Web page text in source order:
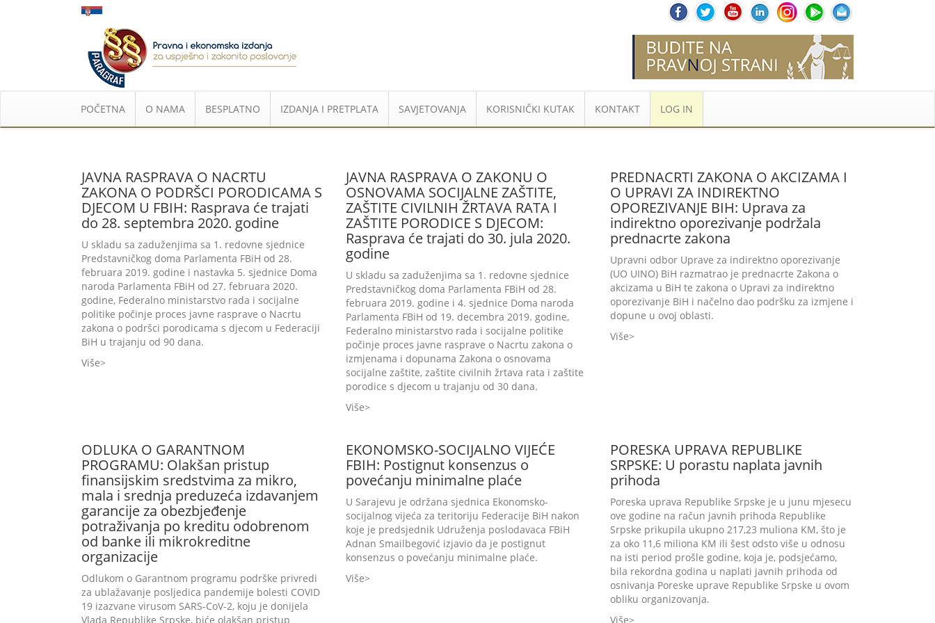
POČETNA O NAMA BESPLATNO IZDANJA I PRETPLATA SAVJETOVANJA KORISNIČKI KUTAK KONTAKT LOG IN
JAVNA RASPRAVA O NACRTU
ZAKONA O PODRŠCI PORODICAMA S
DJECOM U FBIH: Rasprava će trajati
do 28. septembra 2020. godine
U skladu sa zaduženjima sa 1. redovne sjednice
Predstavničkog doma Parlamenta FBiH od 28.
februara 2019. godine i nastavka 5. sjednice Doma
naroda Parlamenta FBiH od 27. februara 2020.
godine, Federalno ministarstvo rada i socijalne
politike počinje proces javne rasprave o Nacrtu
zakona o podršci porodicama s djecom u Federaciji
BiH u trajanju od 90 dana.
Više
JAVNA RASPRAVA O ZAKONU O
OSNOVAMA SOCIJALNE ZAŠTITE,
ZAŠTITE CIVILNIH ŽRTAVA RATA I
ZAŠTITE PORODICE S DJECOM:
Rasprava će trajati do 30. jula 2020.
godine
U skladu sa zaduženjima sa 1. redovne sjednice
Predstavničkog doma Parlamenta FBiH od 28.
februara 2019. godine i 4. sjednice Doma naroda
Parlamenta FBiH od 19. decembra 2019. godine,
Federalno ministarstvo rada i socijalne politike
počinje proces javne rasprave o Nacrtu zakona o
izmjenama i dopunama Zakona o osnovama
socijalne zaštite, zaštite civilnih žrtava rata i zaštite
porodice s djecom u trajanju od 30 dana.
Više
PREDNACRTI ZAKONA O AKCIZAMA I
O UPRAVI ZA INDIREKTNO
OPOREZIVANJE BIH: Uprava za
indirektno oporezivanje podržala
prednacrte zakona
Upravni odbor Uprave za indirektno oporezivanje
(UO UINO) BiH razmatrao je prednacrte Zakona o
akcizama u BiH te zakona o Upravi za indirektno
oporezivanje BiH i načelno dao podršku za izmjene i
dopune u ovoj oblasti.
Više
ODLUKA O GARANTNOM
PROGRAMU: Olakšan pristup
finansijskim sredstvima za mikro,
mala i srednja preduzeća izdavanjem
garancije za obezbjeđenje
potraživanja po kreditu odobrenom
od banke ili mikrokreditne
organizacije
Odlukom o Garantnom programu podrške privredi
za ublažavanje posljedica pandemije bolesti COVID
19 izazvane virusom SARS-CoV-2, koju je donijela
Vlada Republike Srpske, biće olakšan pristup
EKONOMSKO-SOCIJALNO VIJEĆE
FBIH: Postignut konsenzus o
povećanju minimalne plaće
U Sarajevu je održana sjednica Ekonomsko-
socijalnog vijeća za teritoriju Federacije BiH nakon
koje je predsjednik Udruženja poslodavaca FBiH
Adnan Smailbegović izjavio da je postignut
konsenzus o povećanju minimalne plaće.
Više
PORESKA UPRAVA REPUBLIKE
SRPSKE: U porastu naplata javnih
prihoda
Poreska uprava Republike Srpske je u junu mjesecu
ove godine na račun javnih prihoda Republike
Srpske prikupila ukupno 217,23 muliona KM, što je
za oko 11,6 miliona KM ili šest odsto više u odnosu
na isti period prošle godine, koja je, podsjećamo,
bila rekordna godina u naplati javnih prihoda od
osnivanja Poreske uprave Republike Srpske u ovom
obliku organizovanja.
Više